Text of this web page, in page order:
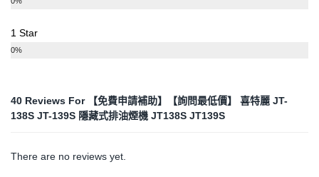
1 Star
0%
40 Reviews For
【免費申請補助】【詢問最低價】 喜特麗 JT-
138S JT-139S 隱藏式排油煙機 JT138S JT139S
There are no reviews yet.